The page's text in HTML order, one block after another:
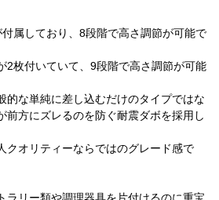
属しており、8段階で高さ調節が可能で
2枚付いていて、9段階で高さ調節が可能
的な単純に差し込むだけのタイプではな
前方にズレるのを防ぐ耐震ダボを採用し
クオリティーならではのグレード感で